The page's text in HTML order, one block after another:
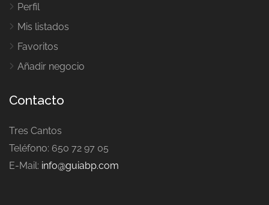
Perfil
Mis listados
Favoritos
Añadir negocio
Contacto
Tres Cantos
Teléfono: 650 72 97 05
E-Mail: info@guiabp.com